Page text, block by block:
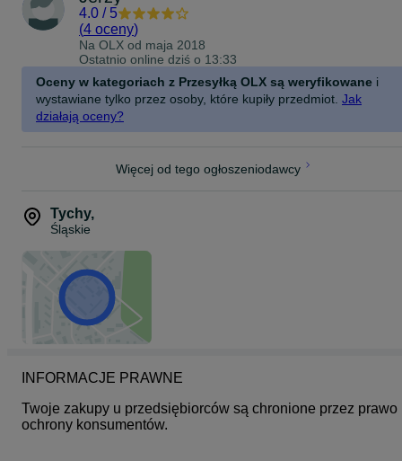
Produkt sprowadzany z Niemiec - niedostępny na rynku polskim.
Czas dostawy - 2 dni roboczych.
brak odbioru osobistego
kurier - koszt 15,00 zł,
pobranie - koszt 25,00 zł.
Wystawiam fakturę VAT.
Udzielam gwarancji - 12 miesięcy.
SKŁADANIE ZAMÓWIENIA:
Zamówienie można składać przez :
- wiadomość z aukcji OLX (preferowana);
- telefonicznie.
Przy składaniu zamówienia proszę o następujące dane:
- adres do wysyłki;
- dane do faktury;
- nr telefonu dla kuriera;
- adres e-mail do przesłania faktury (dokumentu zakupu i podstawy
gwarancji) - faktury wysyłam wyłącznie elektronicznie.
Jeżeli wybiorą Państwo przedpłatę (dostawa kurierem) zwrotnie
wyślę dane do przelewu.
HD16136
4.0 / 5
(4 oceny)
Na OLX od maja 2018
Ostatnio online dziś o 13:33
Oceny w kategoriach z Przesyłką OLX są weryfikowane i
wystawiane tylko przez osoby, które kupiły przedmiot. Jak
działają oceny?
Więcej od tego ogłoszeniodawcy
Tychy,
Śląskie
INFORMACJE PRAWNE
Twoje zakupy u przedsiębiorców są chronione przez prawo
ochrony konsumentów.